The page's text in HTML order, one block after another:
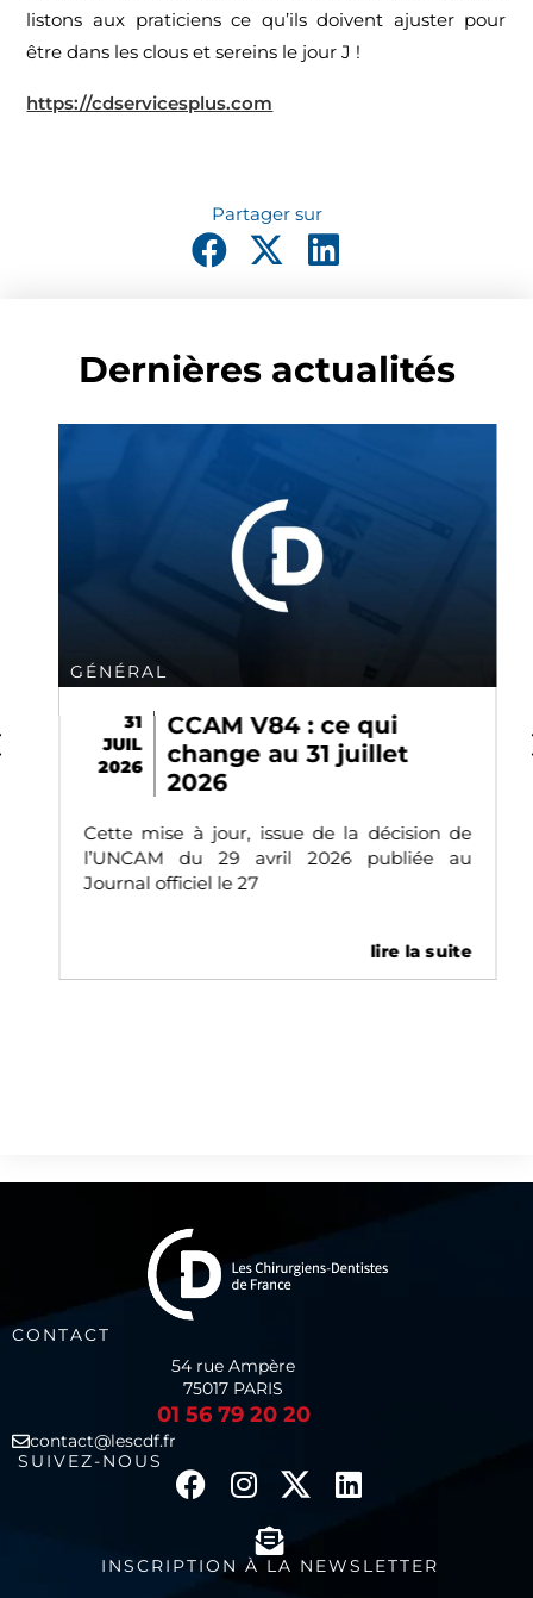
listons aux praticiens ce qu’ils doivent ajuster pour
être dans les clous et sereins le jour J !
https://cdservicesplus.com
Dernières actualités
GÉNÉRAL
31
JUIL
2026
CCAM V84 : ce qui
change au 31 juillet
2026
Cette mise à jour, issue de la décision de
l’UNCAM du 29 avril 2026 publiée au
Journal officiel le 27
lire la suite
CONTACT
54 rue Ampère
75017 PARIS
01 56 79 20 20
contact@lescdf.fr
SUIVEZ-NOUS
INSCRIPTION À LA NEWSLETTER